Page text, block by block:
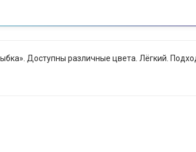
Доступны различные цвета. Лёгкий.